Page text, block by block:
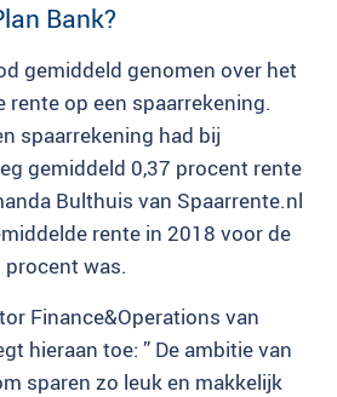
Bank?
gemiddeld genomen over het
rente op een spaarrekening.
spaarrekening had bij
gemiddeld 0,37 procent rente
Bulthuis van Spaarrente.nl
rente in 2018 voor de
procent was.
Finance&Operations van
hieraan toe: ” De ambitie van
sparen zo leuk en makkelijk